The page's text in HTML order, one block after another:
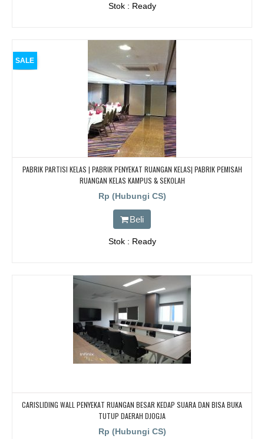
Stok : Ready
SALE
PABRIK PARTISI KELAS | PABRIK PENYEKAT RUANGAN KELAS| PABRIK PEMISAH
RUANGAN KELAS KAMPUS & SEKOLAH
Rp (Hubungi CS)
Beli
Stok : Ready
CARISLIDING WALL PENYEKAT RUANGAN BESAR KEDAP SUARA DAN BISA BUKA
TUTUP DAERAH DJOGJA
Rp (Hubungi CS)